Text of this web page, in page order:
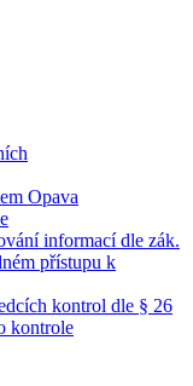
Opava
informací dle zák.
přístupu k
kontrol dle § 26
kontrole